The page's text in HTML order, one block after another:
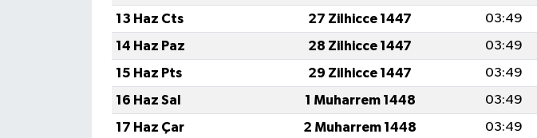
13 Haz Cts
27 Zilhicce 1447 03:49
14 Haz Paz
28 Zilhicce 1447 03:49
15 Haz Pts
29 Zilhicce 1447 03:49
16 Haz Sal
1 Muharrem 1448 03:49
17 Haz Çar
2 Muharrem 1448 03:49